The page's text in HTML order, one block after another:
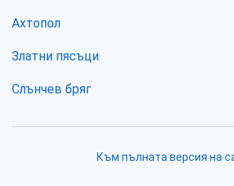
Ахтопол
Златни пясъци
Слънчев бряг
Към пълната версия на